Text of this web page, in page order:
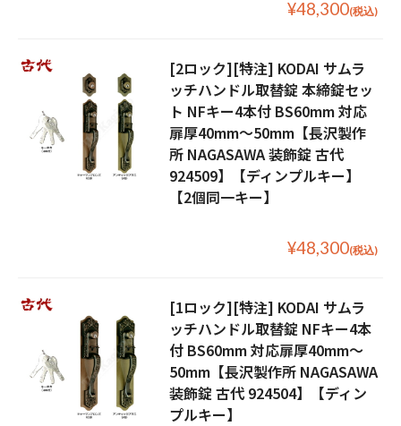
¥48,300(税込)
[2ロック][特注] KODAI サムラ
ッチハンドル取替錠 本締錠セッ
ト NFキー4本付 BS60mm 対応
扉厚40mm〜50mm【長沢製作
所 NAGASAWA 装飾錠 古代
924509】【ディンプルキー】
【2個同一キー】
¥48,300(税込)
[1ロック][特注] KODAI サムラ
ッチハンドル取替錠 NFキー4本
付 BS60mm 対応扉厚40mm〜
50mm【長沢製作所 NAGASAWA
装飾錠 古代 924504】【ディン
プルキー】